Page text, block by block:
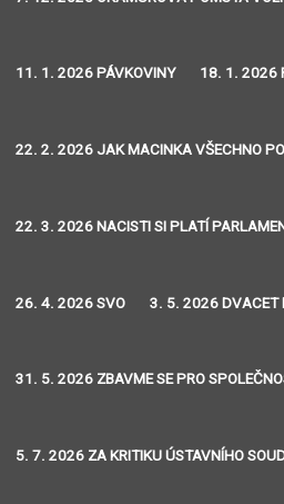
11. 1. 2026 PÁVKOVINY 18. 1. 2026
22. 2. 2026 JAK MACINKA VŠECHNO
22. 3. 2026 NACISTI SI PLATÍ
26. 4. 2026 SVO 3. 5. 2026 DVACET
31. 5. 2026 ZBAVME SE PRO
5. 7. 2026 ZA KRITIKU ÚSTAVNÍHO